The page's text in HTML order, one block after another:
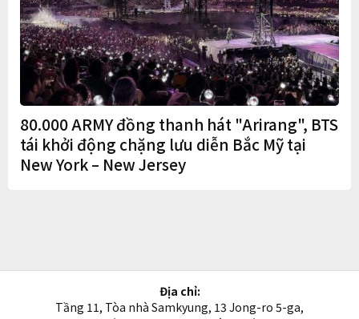
80.000 ARMY đồng thanh hát "Arirang", BTS
tái khởi động chặng lưu diễn Bắc Mỹ tại
New York – New Jersey
Địa chỉ:
Tầng 11, Tòa nhà Samkyung, 13 Jong-ro 5-ga,